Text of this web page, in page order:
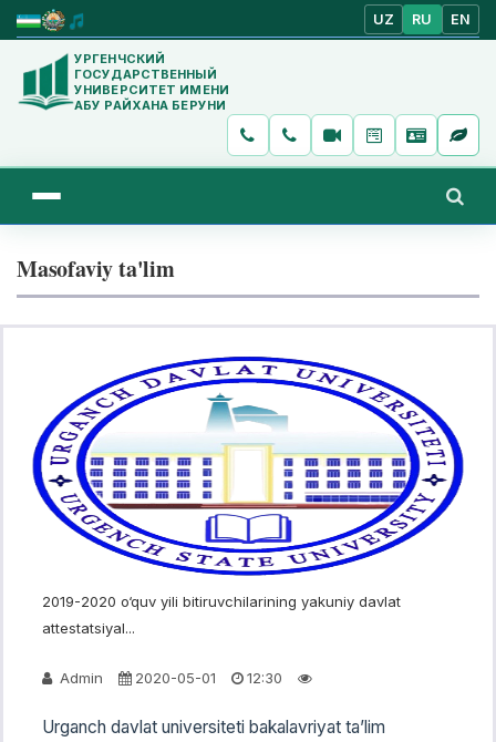
UZ RU EN
УРГЕНЧСКИЙ
ГОСУДАРСТВЕННЫЙ
УНИВЕРСИТЕТ ИМЕНИ
АБУ РАЙХАНА БЕРУНИ
Masofaviy ta'lim
2019-2020 o‘quv yili bitiruvchilarining yakuniy davlat
attestatsiyal...
Admin 2020-05-01 12:30
Urganch davlat universiteti bakalavriyat ta’lim